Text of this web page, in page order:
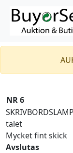
NR 6
talet
Mycket fint skick
Avslutas